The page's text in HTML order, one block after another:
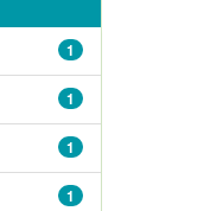
1
1
1
1